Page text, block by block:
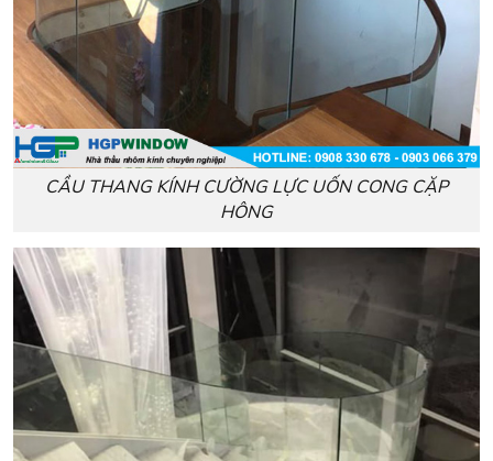
CẦU THANG KÍNH CƯỜNG LỰC UỐN CONG CẶP
HÔNG